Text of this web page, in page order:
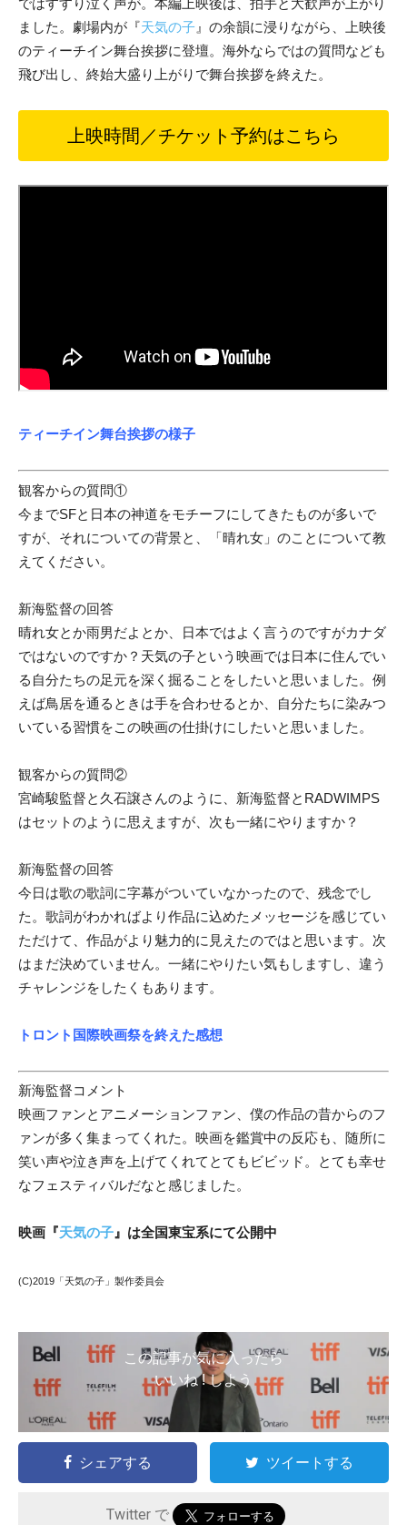
ではすすり泣く声が。本編上映後は、拍手と大歓声が上がり
ました。劇場内が『天気の子 』の余韻に浸りながら、上映後
のティーチイン舞台挨拶に登壇。海外ならではの質問なども
飛び出し、終始大盛り上がりで舞台挨拶を終えた。
上映時間／チケット予約はこちら
ティーチイン舞台挨拶の様子
観客からの質問①
今までSFと日本の神道をモチーフにしてきたものが多いで
すが、それについての背景と、「晴れ女」のことについて教
えてください。
新海監督の回答
晴れ女とか雨男だよとか、日本ではよく言うのですがカナダ
ではないのですか？天気の子という映画では日本に住んでい
る自分たちの足元を深く掘ることをしたいと思いました。例
えば鳥居を通るときは手を合わせるとか、自分たちに染みつ
いている習慣をこの映画の仕掛けにしたいと思いました。
観客からの質問②
宮崎駿監督と久石譲さんのように、新海監督とRADWIMPS
はセットのように思えますが、次も一緒にやりますか？
新海監督の回答
今日は歌の歌詞に字幕がついていなかったので、残念でし
た。歌詞がわかればより作品に込めたメッセージを感じてい
ただけて、作品がより魅力的に見えたのではと思います。次
はまだ決めていません。一緒にやりたい気もしますし、違う
チャレンジをしたくもあります。
トロント国際映画祭を終えた感想
新海監督コメント
映画ファンとアニメーションファン、僕の作品の昔からのフ
ァンが多く集まってくれた。映画を鑑賞中の反応も、随所に
笑い声や泣き声を上げてくれてとてもビビッド。とても幸せ
なフェスティバルだなと感じました。
映画『天気の子 』 は全国東宝系にて公開中
(C)2019「天気の子」製作委員会
この記事が気に入ったら
いいね ! しよう
シェアする ツイートする
Twitter で